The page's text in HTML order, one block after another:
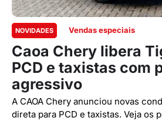
NOVIDADES Vendas especiais
Caoa Chery libera
PCD e taxistas com
agressivo
A CAOA Chery anunciou novas
direta para PCD e taxistas. Veja os